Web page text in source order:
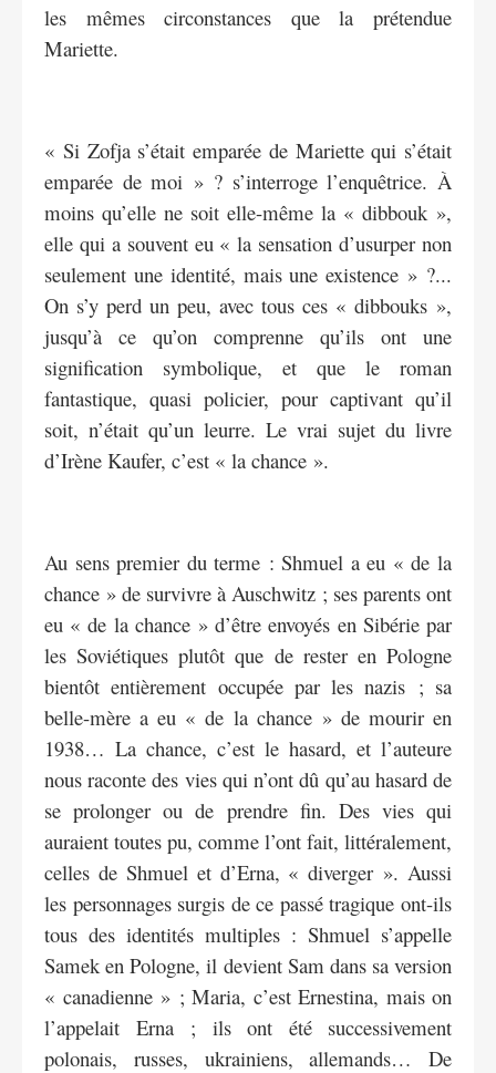
les mêmes circonstances que la prétendue
Mariette.
« Si Zofja s’était emparée de Mariette qui s’était
emparée de moi » ? s’interroge l’enquêtrice. À
moins qu’elle ne soit elle-même la « dibbouk »,
elle qui a souvent eu « la sensation d’usurper non
seulement une identité, mais une existence » ?...
On s’y perd un peu, avec tous ces « dibbouks »,
jusqu’à ce qu’on comprenne qu’ils ont une
signification symbolique, et que le roman
fantastique, quasi policier, pour captivant qu’il
soit, n’était qu’un leurre. Le vrai sujet du livre
d’Irène Kaufer, c’est « la chance ».
Au sens premier du terme : Shmuel a eu « de la
chance » de survivre à Auschwitz ; ses parents ont
eu « de la chance » d’être envoyés en Sibérie par
les Soviétiques plutôt que de rester en Pologne
bientôt entièrement occupée par les nazis ; sa
belle-mère a eu « de la chance » de mourir en
1938… La chance, c’est le hasard, et l’auteure
nous raconte des vies qui n’ont dû qu’au hasard de
se prolonger ou de prendre fin. Des vies qui
auraient toutes pu, comme l’ont fait, littéralement,
celles de Shmuel et d’Erna, « diverger ». Aussi
les personnages surgis de ce passé tragique ont-ils
tous des identités multiples : Shmuel s’appelle
Samek en Pologne, il devient Sam dans sa version
« canadienne » ; Maria, c’est Ernestina, mais on
l’appelait Erna ; ils ont été successivement
polonais, russes, ukrainiens, allemands… De